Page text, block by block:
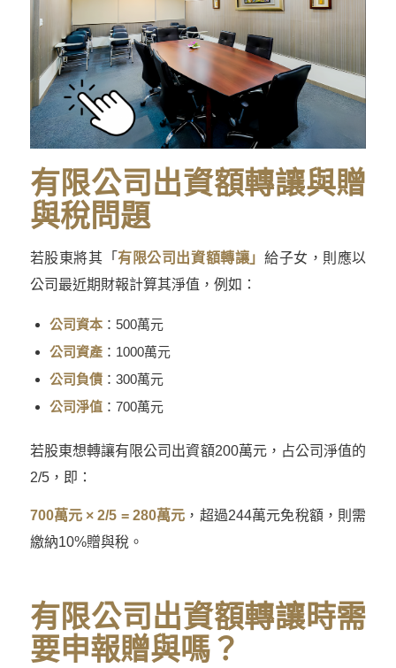
有限公司出資額轉讓與贈
與稅問題
若股東將其「有限公司出資額轉讓」 給子女，則應以
公司最近期財報計算其淨值，例如：
公司資本：500萬元
公司資產：1000萬元
公司負債：300萬元
公司淨值：700萬元
若股東想轉讓有限公司出資額200萬元，占公司淨值的
2/5，即：
700萬元 × 2/5 = 280萬元 ，超過244萬元免稅額，則需
繳納10%贈與稅。
有限公司出資額轉讓時需
要申報贈與嗎？